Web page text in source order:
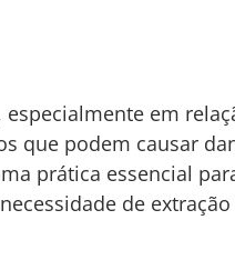
em
que podem causar
prática essencial
de